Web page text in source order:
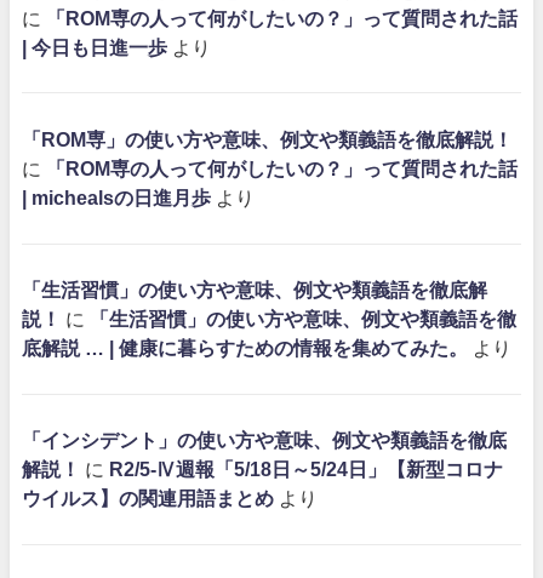
に
「ROM専の人って何がしたいの？」って質問された話
| 今日も日進一歩 より
「ROM専」の使い方や意味、例文や類義語を徹底解説！
に
「ROM専の人って何がしたいの？」って質問された話
| michealsの日進月歩 より
「生活習慣」の使い方や意味、例文や類義語を徹底解
説！
に
「生活習慣」の使い方や意味、例文や類義語を徹
底解説 … | 健康に暮らすための情報を集めてみた。
より
「インシデント」の使い方や意味、例文や類義語を徹底
解説！
に R2/5-Ⅳ週報「5/18日～5/24日」【新型コロナ
ウイルス】の関連用語まとめ より